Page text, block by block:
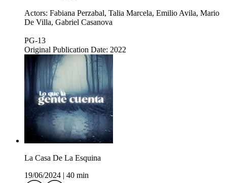
Actors: Fabiana Perzabal, Talia Marcela, Emilio Avila, Mario
De Villa, Gabriel Casanova
PG-13
Original Publication Date: 2022
La Casa De La Esquina
19/06/2024
40 min